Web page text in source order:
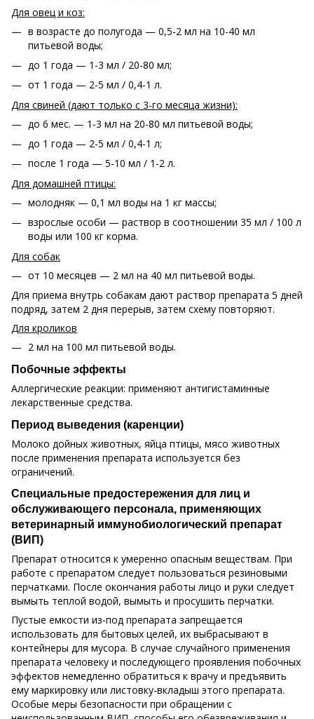
Для овец и коз:
в возрасте до полугода — 0,5-2 мл на 10-40 мл
питьевой воды;
до 1 года — 1-3 мл / 20-80 мл;
от 1 года — 2-5 мл / 0,4-1 л.
Для свиней (дают только с 3-го месяца жизни):
до 6 мес. — 1-3 мл на 20-80 мл питьевой воды;
до 1 года — 2-5 мл / 0,4-1 л;
после 1 года — 5-10 мл / 1-2 л.
Для домашней птицы:
молодняк — 0,1 мл воды на 1 кг массы;
взрослые особи — раствор в соотношении 35 мл / 100 л
воды или 100 кг корма.
Для собак
от 10 месяцев — 2 мл на 40 мл питьевой воды.
Для приема внутрь собакам дают раствор препарата 5 дней
подряд, затем 2 дня перерыв, затем схему повторяют.
Для кроликов
2 мл на 100 мл питьевой воды.
Побочные эффекты
Аллергические реакции: применяют антигистаминные
лекарственные средства.
Период выведения (каренции)
Молоко дойных животных, яйца птицы, мясо животных
после применения препарата используется без
ограничений.
Специальные предостережения для лиц и
обслуживающего персонала, применяющих
ветеринарный иммунобиологический препарат
(ВИП)
Препарат относится к умеренно опасным веществам. При
работе с препаратом следует пользоваться резиновыми
перчатками. После окончания работы лицо и руки следует
вымыть теплой водой, вымыть и просушить перчатки.
Пустые емкости из-под препарата запрещается
использовать для бытовых целей, их выбрасывают в
контейнеры для мусора. В случае случайного применения
препарата человеку и последующего проявления побочных
эффектов немедленно обратиться к врачу и предъявить
ему маркировку или листовку-вкладыш этого препарата.
Особые меры безопасности при обращении с